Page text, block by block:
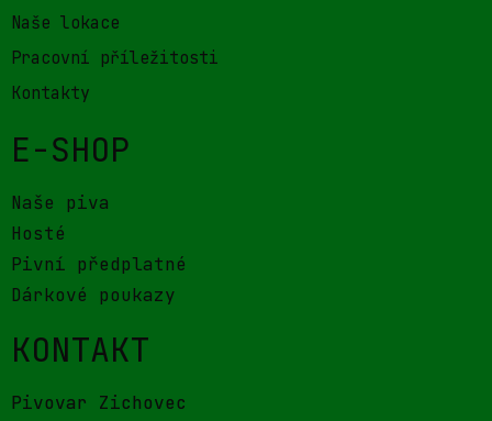
Naše lokace
Pracovní příležitosti
Kontakty
E-SHOP
Naše piva
Hosté
Pivní předplatné
Dárkové poukazy
KONTAKT
Pivovar Zichovec